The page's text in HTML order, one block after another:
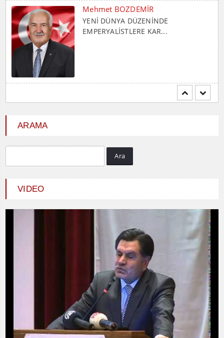
Mehmet BOZDEMİR
YENİ DÜNYA DÜZENİNDE
EMPERYALİSTLERE KAR...
SEVGİ VE AŞK
ARAMA
Ara
VIDEO